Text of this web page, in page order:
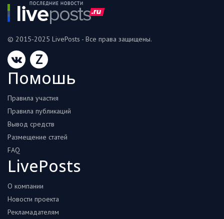
© 2015-2025 LivePosts - Все права защищены.
Z
Помошь
Правила участия
Правила публикаций
Вывод средств
Размещение статей
FAQ
LivePosts
О компании
Новости проекта
Рекламадателям